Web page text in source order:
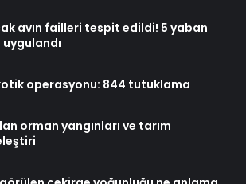
avın failleri tespit edildi! 5 yaban
operasyonu: 844 tutuklama
orman yangınları ve tarım